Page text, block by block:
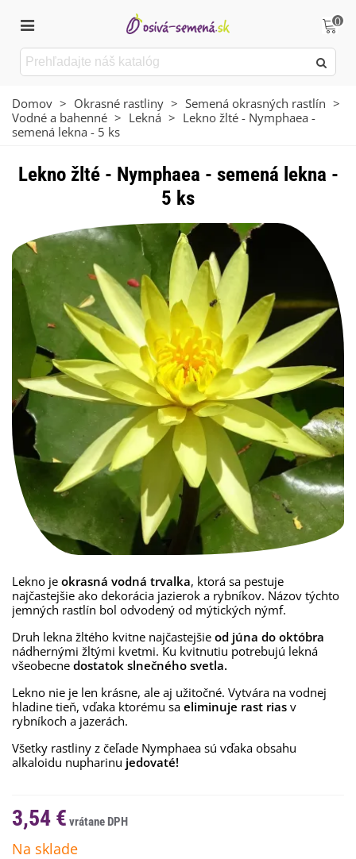
0
Domov > Okrasné rastliny > Semená okrasných rastlín >
Vodné a bahenné > Lekná > Lekno žlté - Nymphaea -
semená lekna - 5 ks
Lekno žlté - Nymphaea - semená lekna -
5 ks
Lekno je okrasná vodná trvalka, ktorá sa pestuje
najčastejšie ako dekorácia jazierok a rybníkov. Názov týchto
jemných rastlín bol odvodený od mýtických nýmf.
Druh lekna žltého kvitne najčastejšie od júna do októbra
nádhernými žltými kvetmi. Ku kvitnutiu potrebujú lekná
všeobecne dostatok slnečného svetla.
Lekno nie je len krásne, ale aj užitočné. Vytvára na vodnej
hladine tieň, vďaka ktorému sa eliminuje rast rias v
rybníkoch a jazerách.
Všetky rastliny z čeľade Nymphaea sú vďaka obsahu
alkaloidu nupharinu jedovaté!
3,54 €
Na sklade